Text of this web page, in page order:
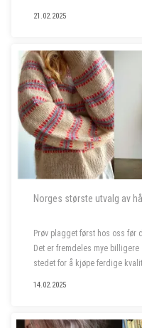
21.02.2025
Norges største utvalg av
Prøv plagget først hos oss
Det er fremdeles mye
stedet for å kjøpe ferdige
14.02.2025